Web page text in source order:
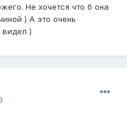
Не хочется что б она
) А это очень
видел )